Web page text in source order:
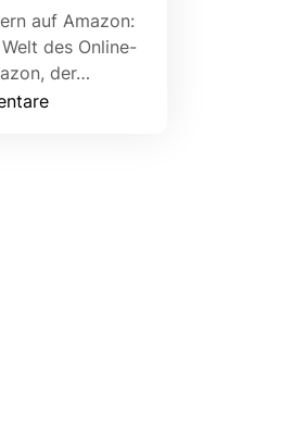
auf Amazon:
des Online-
der…